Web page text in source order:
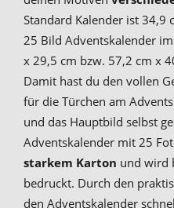
Standard Kalender ist 34,9
25 Bild Adventskalender
x 29,5 cm bzw. 57,2 cm x
Damit hast du den vollen
für die Türchen am
und das Hauptbild selbst
Adventskalender mit 25
starkem Karton und wird
bedruckt. Durch den
den Adventskalender